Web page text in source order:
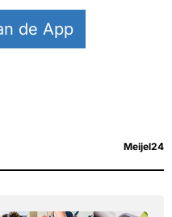
de App
Meijel24